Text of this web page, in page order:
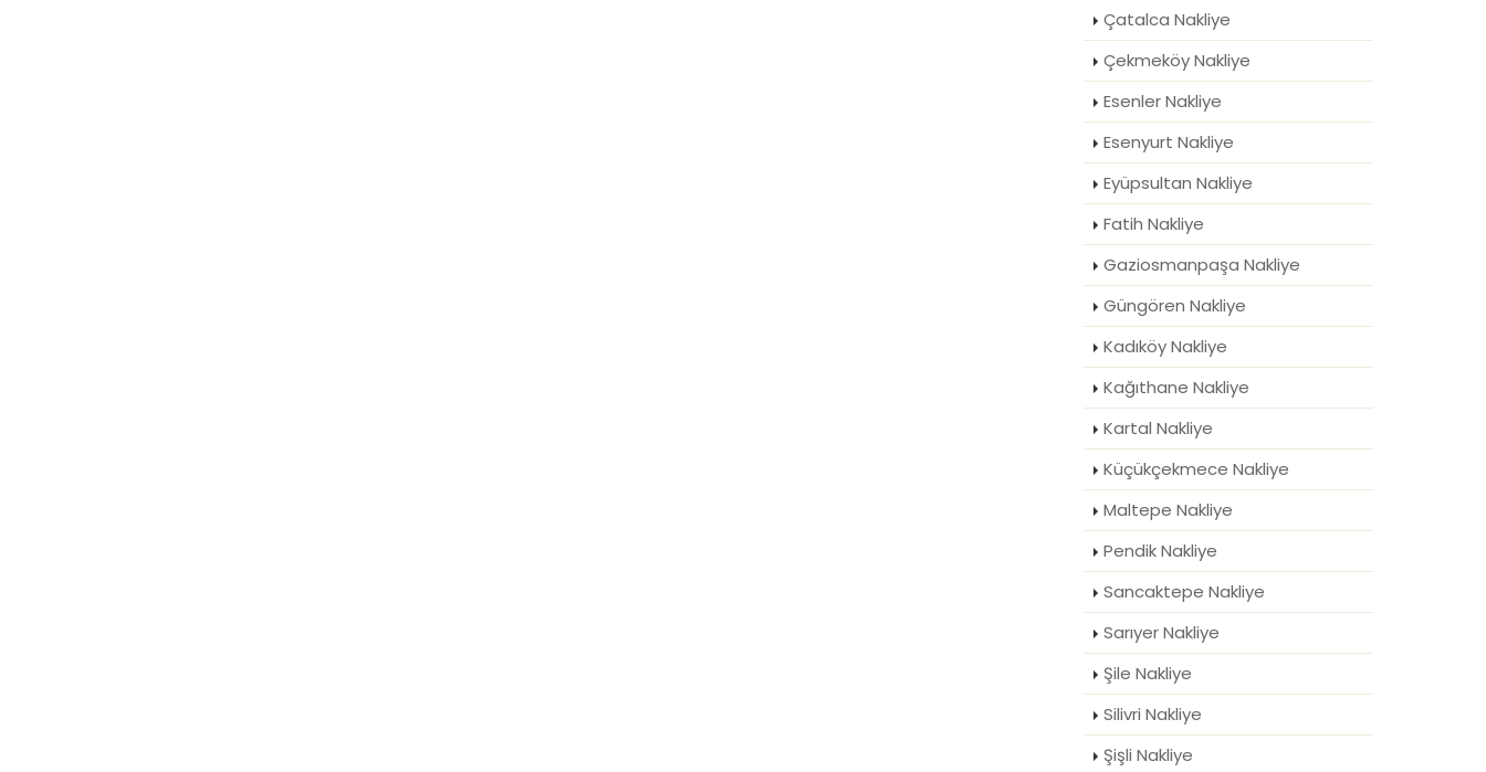
Çatalca Nakliye
Çekmeköy Nakliye
Esenler Nakliye
Esenyurt Nakliye
Eyüpsultan Nakliye
Fatih Nakliye
Gaziosmanpaşa Nakliye
Güngören Nakliye
Kadıköy Nakliye
Kağıthane Nakliye
Kartal Nakliye
Küçükçekmece Nakliye
Maltepe Nakliye
Pendik Nakliye
Sancaktepe Nakliye
Sarıyer Nakliye
Şile Nakliye
Silivri Nakliye
Şişli Nakliye